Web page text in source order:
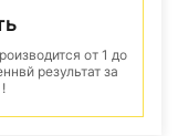
от 1 до
результат за